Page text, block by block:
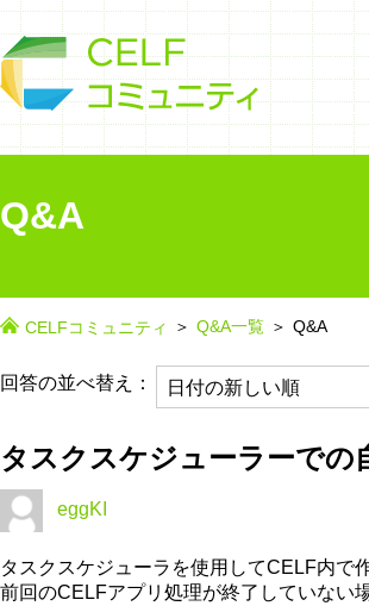
Q&A
CELFコミュニティ Q&A一覧 Q&A
回答の並べ替え：
タスクスケジューラーでの
eggKI
タスクスケジューラを使用してCELF内で
前回のCELFアプリ処理が終了していない